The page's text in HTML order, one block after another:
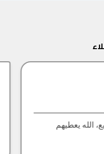
الله يعطيهم